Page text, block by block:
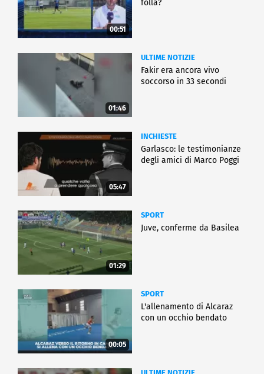
00:51
folla?
01:46
ULTIME NOTIZIE
Fakir era ancora vivo
soccorso in 33 secondi
05:47
INCHIESTE
Garlasco: le testimonianze
degli amici di Marco Poggi
01:29
SPORT
Juve, conferme da Basilea
00:05
SPORT
L'allenamento di Alcaraz
con un occhio bendato